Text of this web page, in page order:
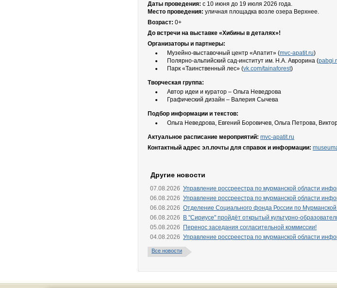
Даты проведения: с 10 июня до 19 июля 2026 года.
Место проведения: уличная площадка возле озера Верхнее.
Возраст: 0+
До встречи на выставке «Хибины в деталях»!
Организаторы и партнеры:
Музейно-выставочный центр «Апатит» (mvc-apatit.ru)
Полярно-альпийский сад-институт им. Н.А. Аврорина (
Парк «Таинственный лес» (vk.com/tainaforest)
Творческая группа:
Автор идеи и куратор – Ольга Неведрова
Графический дизайн – Валерия Сычева
Подбор информации и текстов:
Ольга Неведрова, Евгений Боровичев, Ольга Петрова,
Актуальное расписание мероприятий: mvc-apatit.ru
Контактный адрес эл.почты для справок и информации:
Другие новости
07.08.2026 Управление россреестра по мурманской области
06.08.2026 Управление россреестра по мурманской области
06.08.2026 Отделение Социального фонда России по
06.08.2026
В "Сириусе" пройдёт открытый культурно-
05.08.2026
Перенос заседания согласительной коммиссии!
04.08.2026 Управление россреестра по мурманской области
Все новости